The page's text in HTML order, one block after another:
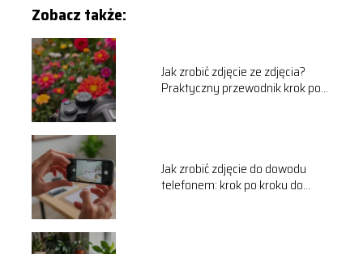
Zobacz także:
Jak zrobić zdjęcie ze zdjęcia?
Praktyczny przewodnik krok po
Jak zrobić zdjęcie do dowodu
telefonem: krok po kroku do